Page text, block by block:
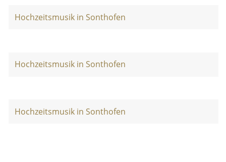
Hochzeitsmusik in Sonthofen
Hochzeitsmusik in Sonthofen
Hochzeitsmusik in Sonthofen